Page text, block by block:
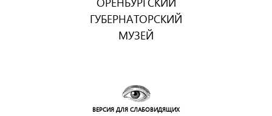
ГУБЕРНАТОРСКИЙ
МУЗЕЙ
ВЕРСИЯ ДЛЯ СЛАБОВИДЯЩИХ